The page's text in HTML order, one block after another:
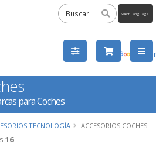
by
para Coches
TECNOLOGÍA ACCESORIOS COCHES
16